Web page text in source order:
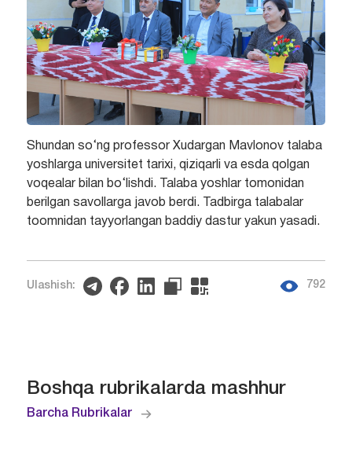
Shundan so‘ng professor Xudargan Mavlonov talaba
yoshlarga universitet tarixi, qiziqarli va esda qolgan
voqealar bilan bo‘lishdi. Talaba yoshlar tomonidan
berilgan savollarga javob berdi. Tadbirga talabalar
toomnidan tayyorlangan baddiy dastur yakun yasadi.
Ulashish: 792
Boshqa rubrikalarda mashhur
Barcha Rubrikalar